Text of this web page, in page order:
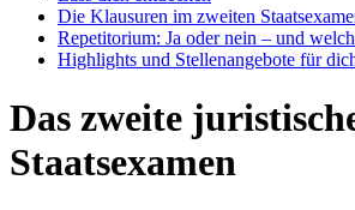
Die Klausuren im zweiten
Repetitorium: Ja oder nein – und
Highlights und Stellenangebote für
Das zweite
Staatsexamen